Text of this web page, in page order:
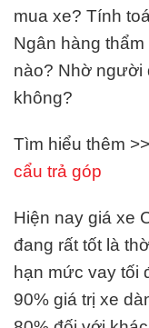
mua xe? Tính
Ngân hàng
nào? Nhờ người
không?
Tìm hiểu thêm
cẩu trả góp
Hiện nay giá xe
đang rất tốt là
hạn mức vay tối
90% giá trị xe